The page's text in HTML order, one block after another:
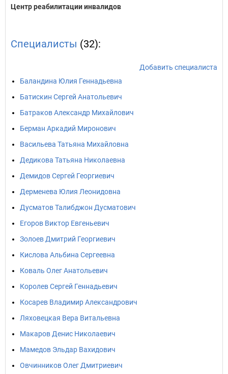
Центр реабилитации инвалидов
Специалисты (32):
Добавить специалиста
Баландина Юлия Геннадьевна
Батискин Сергей Анатольевич
Батраков Александр Михайлович
Берман Аркадий Миронович
Васильева Татьяна Михайловна
Дедикова Татьяна Николаевна
Демидов Сергей Георгиевич
Дерменева Юлия Леонидовна
Дусматов Талибджон Дусматович
Егоров Виктор Евгеньевич
Золоев Дмитрий Георгиевич
Кислова Альбина Сергеевна
Коваль Олег Анатольевич
Королев Сергей Геннадьевич
Косарев Владимир Александрович
Ляховецкая Вера Витальевна
Макаров Денис Николаевич
Мамедов Эльдар Вахидович
Овчинников Олег Дмитриевич